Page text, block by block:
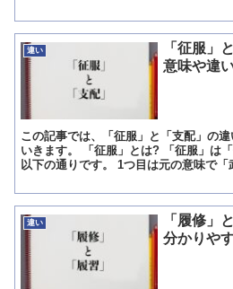
違い
「征服」
意味や違
この記事では、「征服」と「支配」の
いきます。 「征服」とは? 「征服」は
以下の通りです。 1つ目は元の意味で
違い
「履修」
分かりや